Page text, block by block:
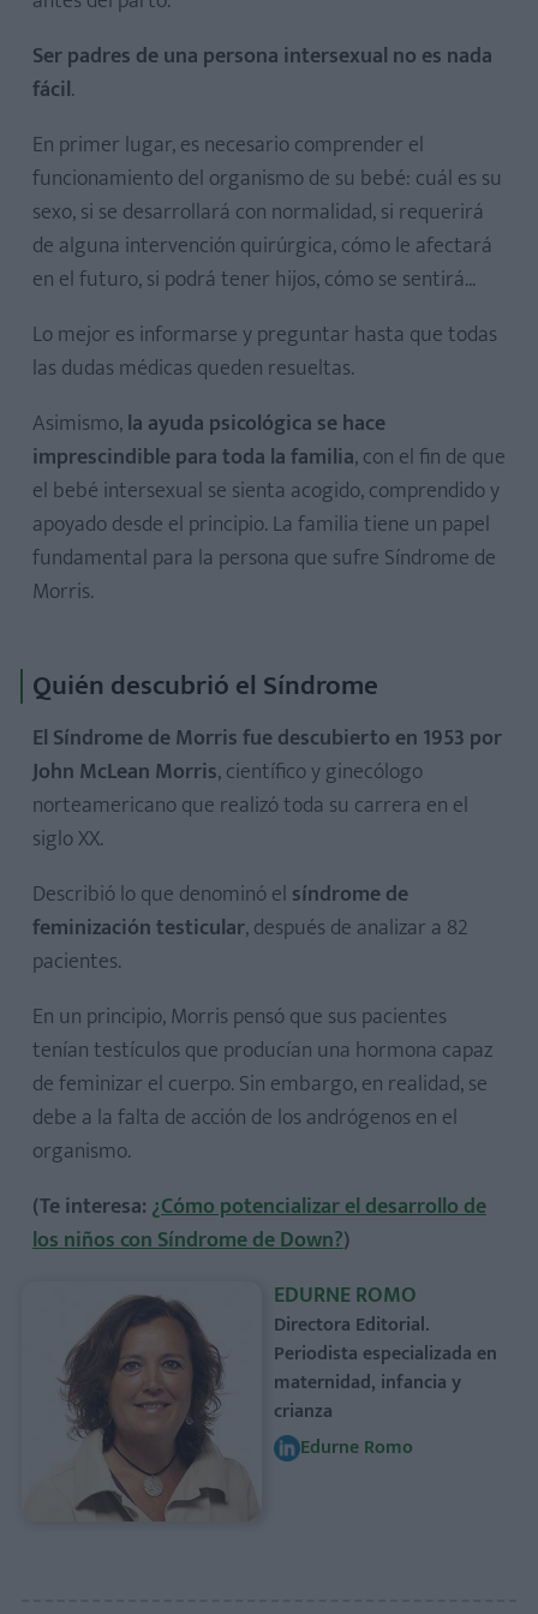
Ser padres de una persona intersexual no es nada
fácil.
En primer lugar, es necesario comprender el
funcionamiento del organismo de su bebé: cuál es su
sexo, si se desarrollará con normalidad, si requerirá
de alguna intervención quirúrgica, cómo le afectará
en el futuro, si podrá tener hijos, cómo se sentirá...
Lo mejor es informarse y preguntar hasta que todas
las dudas médicas queden resueltas.
Asimismo,la ayuda psicológica se hace
imprescindible para toda la familia, con el fin de que
el bebé intersexual se sienta acogido, comprendido y
apoyado desde el principio. La familia tiene un papel
fundamental para la persona que sufre Síndrome de
Morris.
Quién descubrió el Síndrome
El Síndrome de Morris fue descubierto en 1953 por
John McLean Morris, científico y ginecólogo
norteamericano que realizó toda su carrera en el
siglo XX.
Describió lo que denominó el síndrome de
feminización testicular, después de analizar a 82
pacientes.
En un principio, Morris pensó que sus pacientes
tenían testículos que producían una hormona capaz
de feminizar el cuerpo. Sin embargo, en realidad, se
debe a la falta de acción de los andrógenos en el
organismo.
(Te interesa: ¿Cómo potencializar el desarrollo de
los niños con Síndrome de Down?)
EDURNE ROMO
Directora Editorial.
Periodista especializada en
maternidad, infancia y
crianza
Edurne Romo